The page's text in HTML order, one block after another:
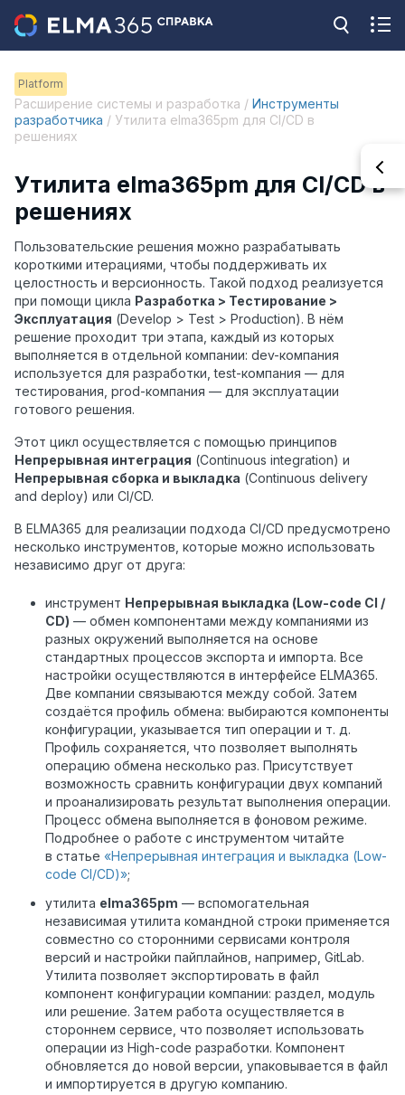
Platform
Расширение системы и разработка / Инструменты
разработчика / Утилита elma365pm для CI/CD в
решениях
Утилита elma365pm для CI/CD в
решениях
Пользовательские решения можно разрабатывать
короткими итерациями, чтобы поддерживать их
целостность и версионность. Такой подход реализуется
при помощи цикла Разработка > Тестирование >
Эксплуатация (Develop > Test > Production). В нём
решение проходит три этапа, каждый из которых
выполняется в отдельной компании: dev-компания
используется для разработки, test-компания — для
тестирования, prod-компания — для эксплуатации
готового решения.
Этот цикл осуществляется с помощью принципов
Непрерывная интеграция (Continuous integration) и
Непрерывная сборка и выкладка (Continuous delivery
and deploy) или CI/CD.
В ELMA365 для реализации подхода CI/CD предусмотрено
несколько инструментов, которые можно использовать
независимо друг от друга:
инструмент Непрерывная выкладка (Low-code CI /
CD) — обмен компонентами междукомпаниями из
разных окружений выполняется на основе
стандартных процессов экспорта и импорта. Все
настройки осуществляются в интерфейсе ELMA365.
Две компании связываются между собой. Затем
создаётся профиль обмена: выбираются компоненты
конфигурации, указывается тип операции и т. д.
Профиль сохраняется, что позволяет выполнять
операцию обмена несколько раз. Присутствует
возможность сравнить конфигурации двух компаний
и проанализировать результат выполнения операции.
Процесс обмена выполняется в фоновом режиме.
Подробнее о работе с инструментом читайте
в статье «Непрерывная интеграция и выкладка (Low-
code CI/CD)»;
утилита elma365pm — вспомогательная
независимая утилита командной строки применяется
совместно со сторонними сервисами контроля
версий и настройки пайплайнов, например, GitLab.
Утилита позволяет экспортировать в файл
компонент конфигурации компании: раздел, модуль
или решение. Затем работа осуществляется в
стороннем сервисе, что позволяет использовать
операции из High-code разработки. Компонент
обновляется до новой версии, упаковывается в файл
и импортируется в другую компанию.